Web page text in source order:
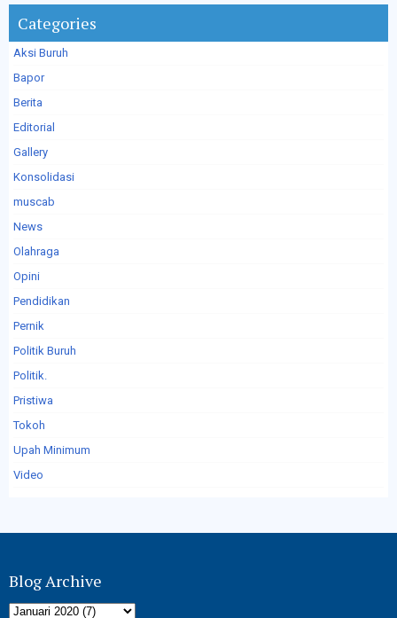
Categories
Aksi Buruh
Bapor
Berita
Editorial
Gallery
Konsolidasi
muscab
News
Olahraga
Opini
Pendidikan
Pernik
Politik Buruh
Politik.
Pristiwa
Tokoh
Upah Minimum
Video
Blog Archive